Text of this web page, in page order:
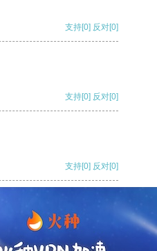
支持[0] 反对[0]
支持[0] 反对[0]
支持[0] 反对[0]